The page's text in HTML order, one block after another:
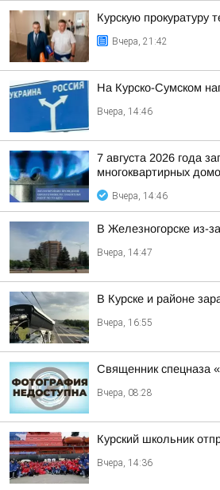
Курскую прокуратуру
Вчера, 21:42
На Курско-Сумском
Вчера, 14:46
7 августа 2026 года
многоквартирных
Вчера, 14:46
В Железногорске из-
Вчера, 14:47
В Курске и районе
Вчера, 16:55
Священник спецназа
Вчера, 08:28
Курский школьник
Вчера, 14:36